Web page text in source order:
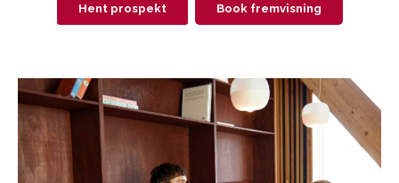
Hent prospekt Book fremvisning